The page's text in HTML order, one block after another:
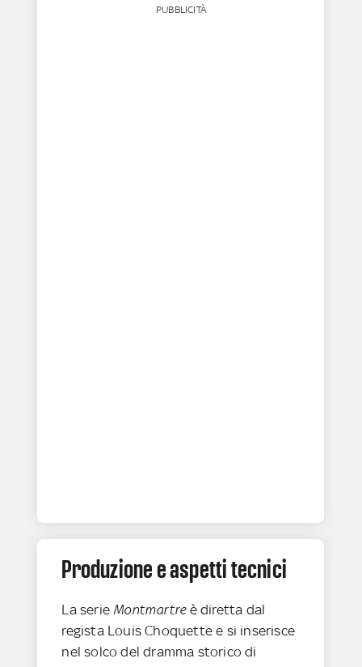
PUBBLICITÀ
Produzione e aspetti tecnici
La serieMontmartre è diretta dal
regista Louis Choquette e si inserisce
nel solco del dramma storico di